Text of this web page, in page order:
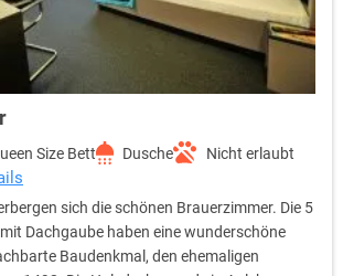
Size Bett Dusche Nicht erlaubt
sich die schönen Brauerzimmer. Die 5
Dachgaube haben eine wunderschöne
Baudenkmal, den ehemaligen